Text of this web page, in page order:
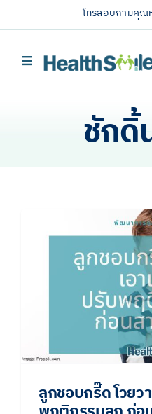
to
โทรสอบถามคุ
Toggle
บริการของเรา (Our
ไทย
ชักดิ้
ลูกชอบกรี๊ด โวยว